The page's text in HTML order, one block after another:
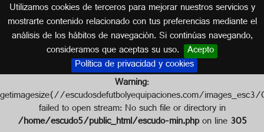
Utilizamos cookies de terceros para mejorar nuestros servicios y
mostrarte contenido relacionado con tus preferencias mediante el
análisis de los hábitos de navegación. Si continúas navegando,
consideramos que aceptas su uso. Acepto
Política de privacidad y cookies
Escudo de RED RIVER F.C.
ESTADOS UNIDOS
Warning:
getimagesize(//escudosdefutbolyequipaciones.com/
failed to open stream: No such file or directory in
/home/escudo5/public_html/escudo-min.phpon line305